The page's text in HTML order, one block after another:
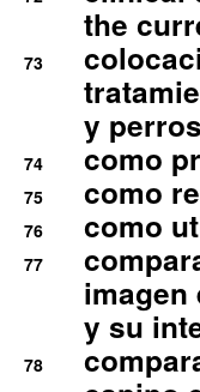
the
73
y
74 como
75 como
76 como
77
y su
78